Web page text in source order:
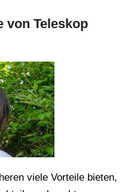
von Teleskop
viele Vorteile bieten,